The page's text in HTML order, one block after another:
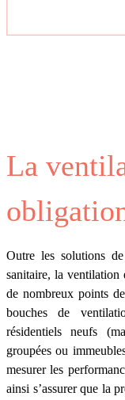
La
Outre les solutions
sanitaire, la ventilation
de nombreux points
bouches de
résidentiels neufs
groupées ou
mesurer les
ainsi s’assurer que la